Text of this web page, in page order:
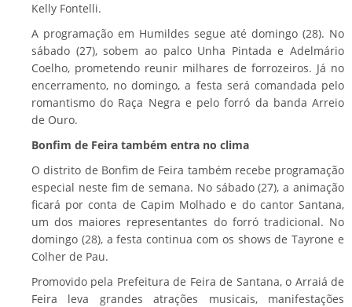
Kelly Fontelli.
A programação em Humildes segue até domingo (28). No
sábado (27), sobem ao palco Unha Pintada e Adelmário
Coelho, prometendo reunir milhares de forrozeiros. Já no
encerramento, no domingo, a festa será comandada pelo
romantismo do Raça Negra e pelo forró da banda Arreio
de Ouro.
Bonfim de Feira também entra no clima
O distrito de Bonfim de Feira também recebe programação
especial neste fim de semana. No sábado (27), a animação
ficará por conta de Capim Molhado e do cantor Santana,
um dos maiores representantes do forró tradicional. No
domingo (28), a festa continua com os shows de Tayrone e
Colher de Pau.
Promovido pela Prefeitura de Feira de Santana, o Arraiá de
Feira leva grandes atrações musicais, manifestações